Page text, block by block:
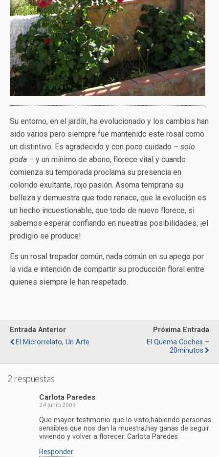
Su entorno, en el jardín, ha evolucionado y los cambios han
sido varios pero siempre fue mantenido este rosal como
un distintivo. Es agradecido y con poco cuidado – solo
poda – y un mínimo de abono, florece vital y cuando
comienza su temporada proclama su presencia en
colorido exultante, rojo pasión. Asoma temprana su
belleza y demuestra que todo renace, que la evolución es
un hecho incuestionable, que todo de nuevo florece, si
sabemos esperar confiando en nuestras posibilidades, ¡el
prodigio se produce!
Es un rosal trepador común, nada común en su apego por
la vida e intención de compartir su producción floral entre
quienes siempre le han respetado.
Entrada Anterior
El Microrrelato, Un Arte
Próxima Entrada
El Quema Coches –
20minutos
2 respuestas
Carlota Paredes
24 junio 2009
Que mayor testimonio que lo visto,habiendo personas
sensibles que nos dan la muestra,hay ganas de seguir
viviendo y volver a florecer. Carlota Paredes
Responder